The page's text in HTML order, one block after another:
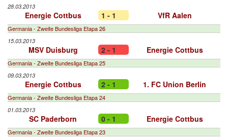
28.03.2013
Energie Cottbus 1 - 1 VfR Aalen
Germania - Zweite Bundesliga Etapa 26
15.03.2013
MSV Duisburg 2 - 1 Energie Cottbus
Germania - Zweite Bundesliga Etapa 25
09.03.2013
Energie Cottbus 2 - 1 1. FC Union Berlin
Germania - Zweite Bundesliga Etapa 24
01.03.2013
SC Paderborn 0 - 1 Energie Cottbus
Germania - Zweite Bundesliga Etapa 23